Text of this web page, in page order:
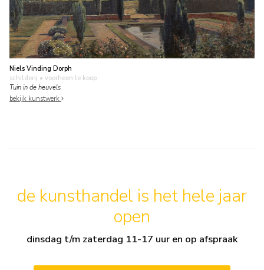
Niels Vinding Dorph
schilderij • voorheen te koop
Tuin in de heuvels
bekijk kunstwerk
de kunsthandel is het hele jaar
open
dinsdag t/m zaterdag 11-17 uur en op afspraak